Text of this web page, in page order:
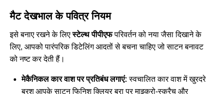
मैट देखभाल के पवित्र नियम
इसे बनाए रखने के लिएस्टेल्थ पीपीएफपरिवर्तन को नया जैसा दिखाने के
लिए, आपको पारंपरिक डिटेलिंग आदतों से बचना चाहिए जो साटन बनावट
को नष्ट कर देती हैं।
मेकैनिकल कार वाश पर प्रतिबंध लगाएं: स्वचालित कार वाश में खुरदरे
ब्रश आपके साटन फिनिश क्लियर ब्रा पर माइक्रो-स्क्रैच और